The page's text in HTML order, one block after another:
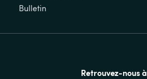
Bulletin
Retrouvez-nous à